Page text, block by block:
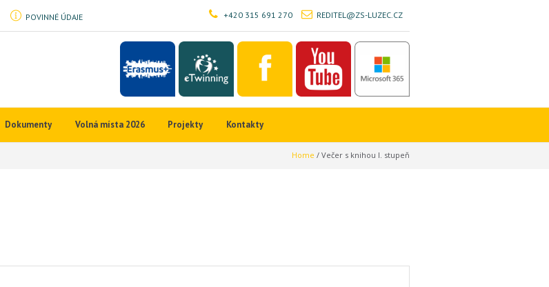
POVINNÉ ÚDAJE REDITEL@ZS-LUZEC.CZ
+420 315 691 270
Dokumenty Volná místa 2026 Projekty Kontakty
Home / Večer s knihou I. stupeň